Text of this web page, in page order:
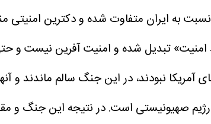
ایران متفاوت شده و دکترین امنیتی
امنیت» تبدیل شده و امنیت آفرین نیست و
نبودند، در این جنگ سالم ماندند و
رژیم صهیونیستی است. در نتیجه این جنگ و